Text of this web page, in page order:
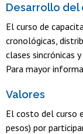
Desarrollo del
El curso de
cronológicas,
clases sincrónicas
Para mayor
Valores
El costo del curso
pesos) por